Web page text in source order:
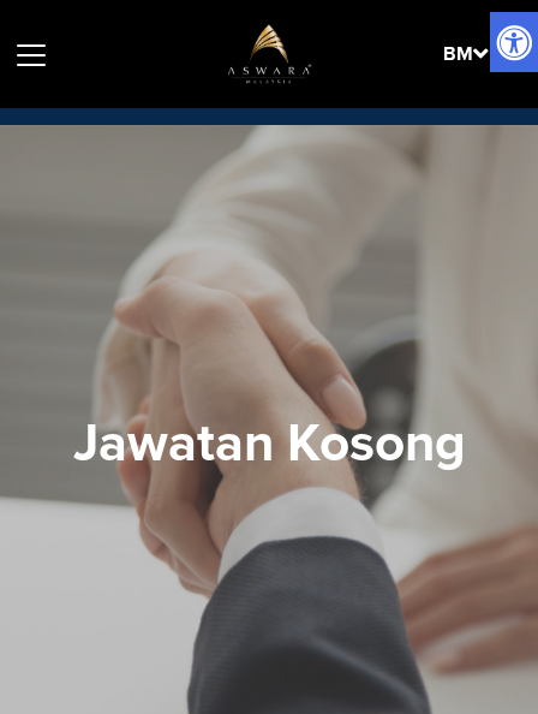
BM
Jawatan Kosong